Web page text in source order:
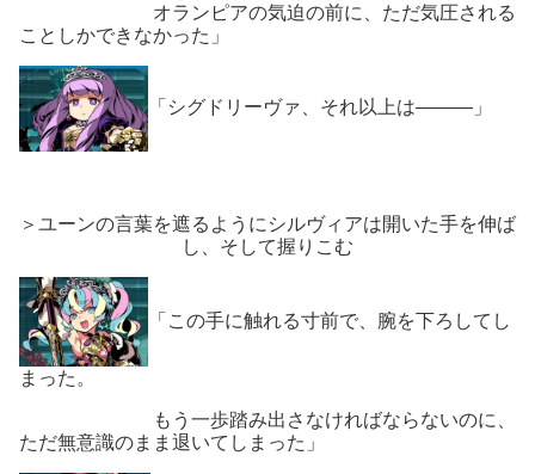
オランピアの気迫の前に、ただ気圧される
ことしかできなかった」
「シグドリーヴァ、それ以上は―――」
＞ユーンの言葉を遮るようにシルヴィアは開いた手を伸ば
し、そして握りこむ
「この手に触れる寸前で、腕を下ろしてし
まった。
もう一歩踏み出さなければならないのに、
ただ無意識のまま退いてしまった」